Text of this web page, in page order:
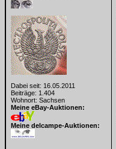
Dabei seit: 16.05.2011
Beiträge: 1.404
Wohnort: Sachsen
Meine eBay-Auktionen:
Meine delcampe-Auktionen: